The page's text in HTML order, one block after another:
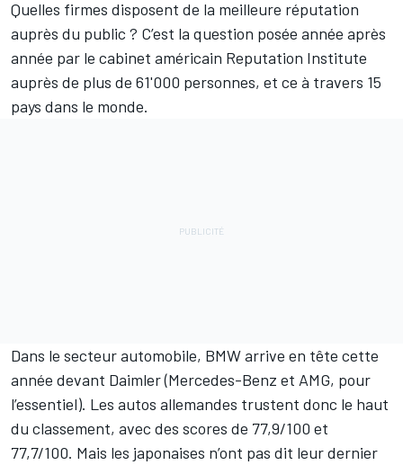
Quelles firmes disposent de la meilleure réputation
auprès du public ? C’est la question posée année après
année par le cabinet américain Reputation Institute
auprès de plus de 61'000 personnes, et ce à travers 15
pays dans le monde.
Dans le secteur automobile, BMW arrive en tête cette
année devant Daimler (Mercedes-Benz et AMG, pour
l’essentiel). Les autos allemandes trustent donc le haut
du classement, avec des scores de 77,9/100 et
77,7/100. Mais les japonaises n’ont pas dit leur dernier